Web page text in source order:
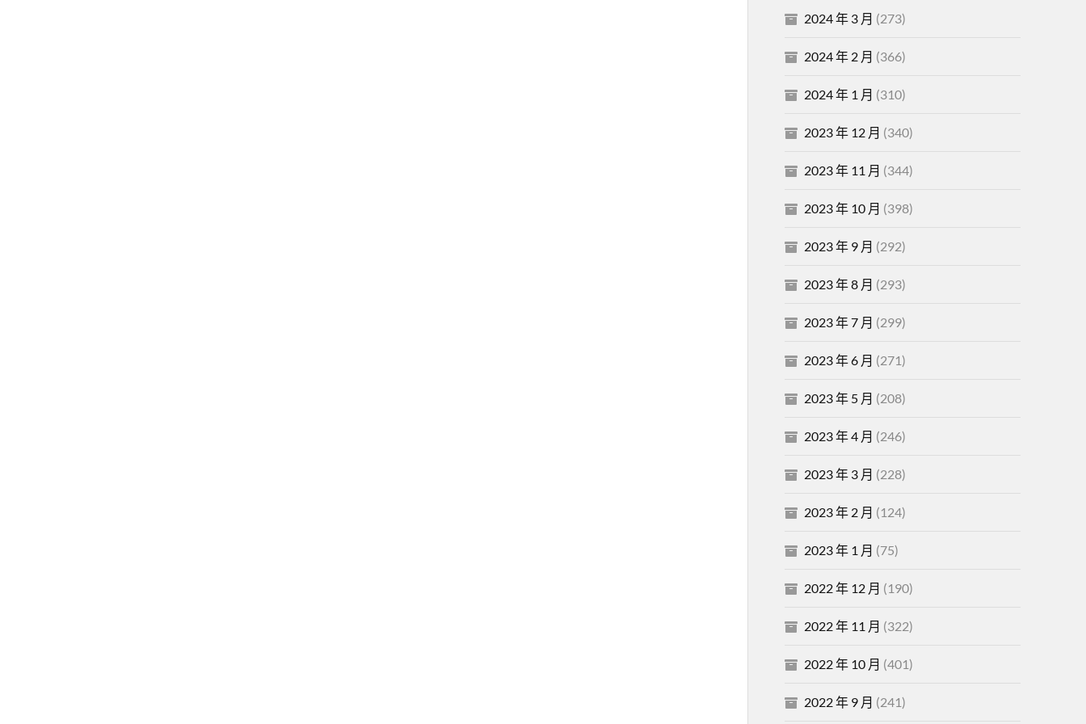
2024 年 3 月 (273)
2024 年 2 月 (366)
2024 年 1 月 (310)
2023 年 12 月 (340)
2023 年 11 月 (344)
2023 年 10 月 (398)
2023 年 9 月 (292)
2023 年 8 月 (293)
2023 年 7 月 (299)
2023 年 6 月 (271)
2023 年 5 月 (208)
2023 年 4 月 (246)
2023 年 3 月 (228)
2023 年 2 月 (124)
2023 年 1 月 (75)
2022 年 12 月 (190)
2022 年 11 月 (322)
2022 年 10 月 (401)
2022 年 9 月 (241)